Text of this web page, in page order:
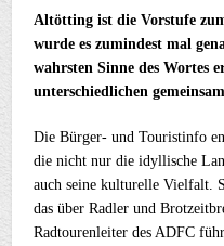
Altötting ist die Vorstufe
wurde es zumindest mal
wahrsten Sinne des Wortes
unterschiedlichen
Die Bürger- und Touristinfo
die nicht nur die idyllische
auch seine kulturelle Vielfalt.
das über Radler und
Radtourenleiter des ADFC